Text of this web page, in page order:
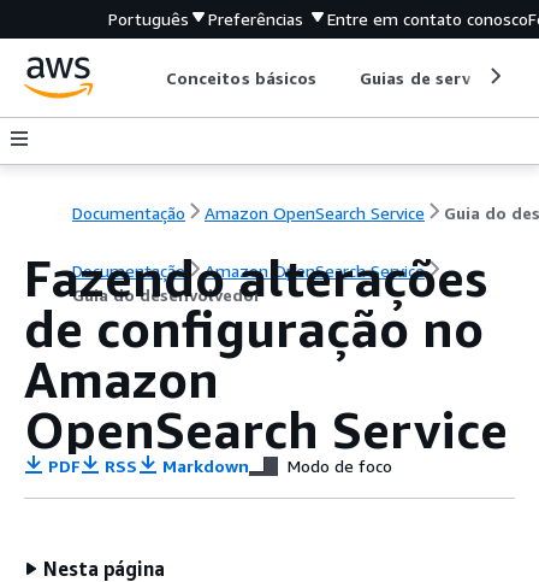
Português Preferências Entre em contato conosco
Conceitos básicos Guias de serviço
Documentação Amazon OpenSearch Service
Documentação
Amazon OpenSearch Service
Guia do desenvolvedor
Fazendo alterações
de configuração no
Amazon
OpenSearch Service
PDF RSS Markdown Modo de foco
Nesta página